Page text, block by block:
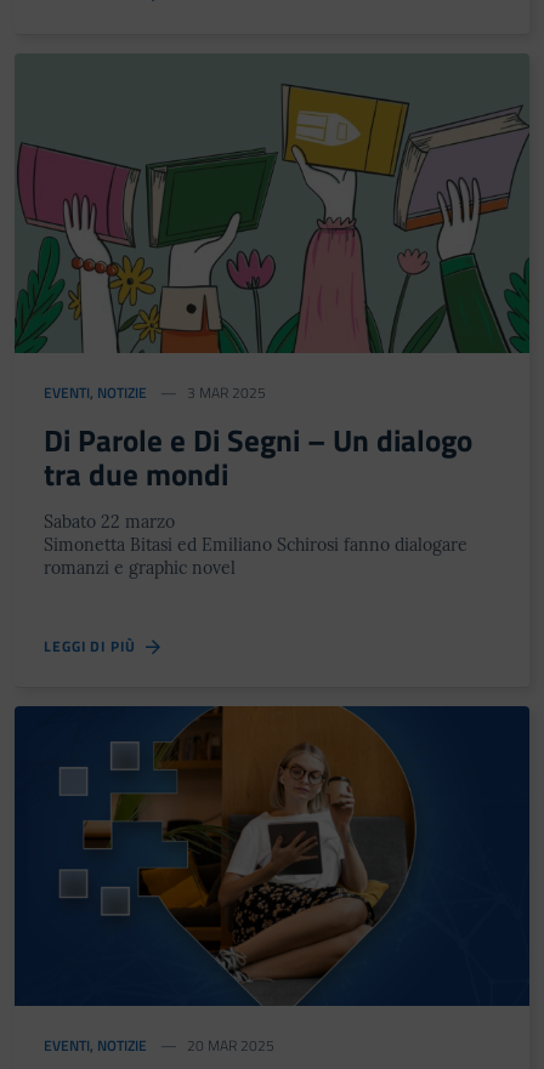
EVENTI, NOTIZIE 3 MAR 2025
Di Parole e Di Segni – Un dialogo
tra due mondi
Sabato 22 marzo
Simonetta Bitasi ed Emiliano Schirosi fanno dialogare
romanzi e graphic novel
LEGGI DI PIÙ
EVENTI, NOTIZIE 20 MAR 2025